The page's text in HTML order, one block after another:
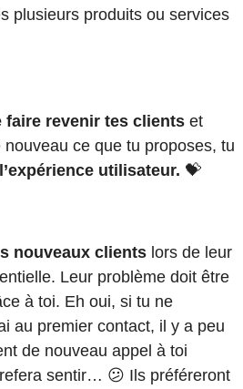
plusieurs produits ou services
faire revenir tes clients et
nouveau ce que tu proposes, tu
l’expérience utilisateur. 💝
nouveaux clients lors de leur
Leur problème doit être
à toi. Eh oui, si tu ne
au premier contact, il y a peu
de nouveau appel à toi
sentir… 😕 Ils préféreront